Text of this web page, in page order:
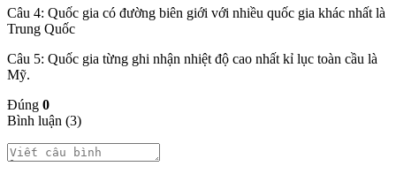
Câu 4: Quốc gia có đường biên giới với nhiều quốc gia khác nhất là
Trung Quốc
Câu 5: Quốc gia từng ghi nhận nhiệt độ cao nhất kỉ lục toàn cầu là
Mỹ.
Đúng 0
Bình luận (3)